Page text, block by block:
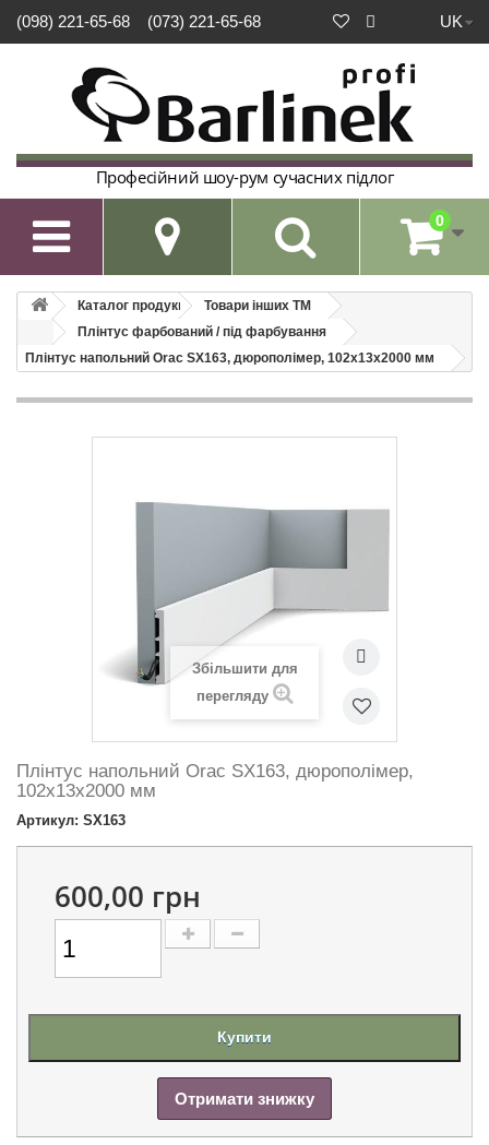
UK
(098) 221-65-68 (073) 221-65-68
Професійний шоу-рум сучасних підлог
 0
Каталог продукції
Товари інших ТМ
Плінтус фарбований / під фарбування
Плінтус напольний Orac SX163, дюрополімер, 102х13х2000 мм
Збільшити для
перегляду
Плінтус напольний Orac SX163, дюрополімер,
102х13х2000 мм
Артикул: SX163
600,00 грн
Купити
Отримати знижку